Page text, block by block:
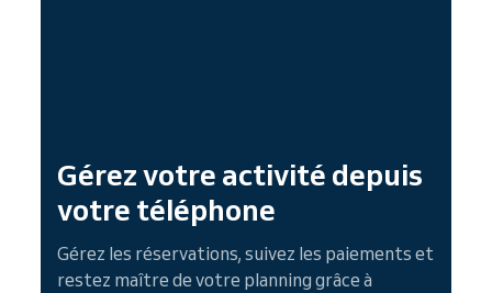
Gérez votre activité depuis
votre téléphone
Gérez les réservations, suivez les paiements et
restez maître de votre planning grâce à